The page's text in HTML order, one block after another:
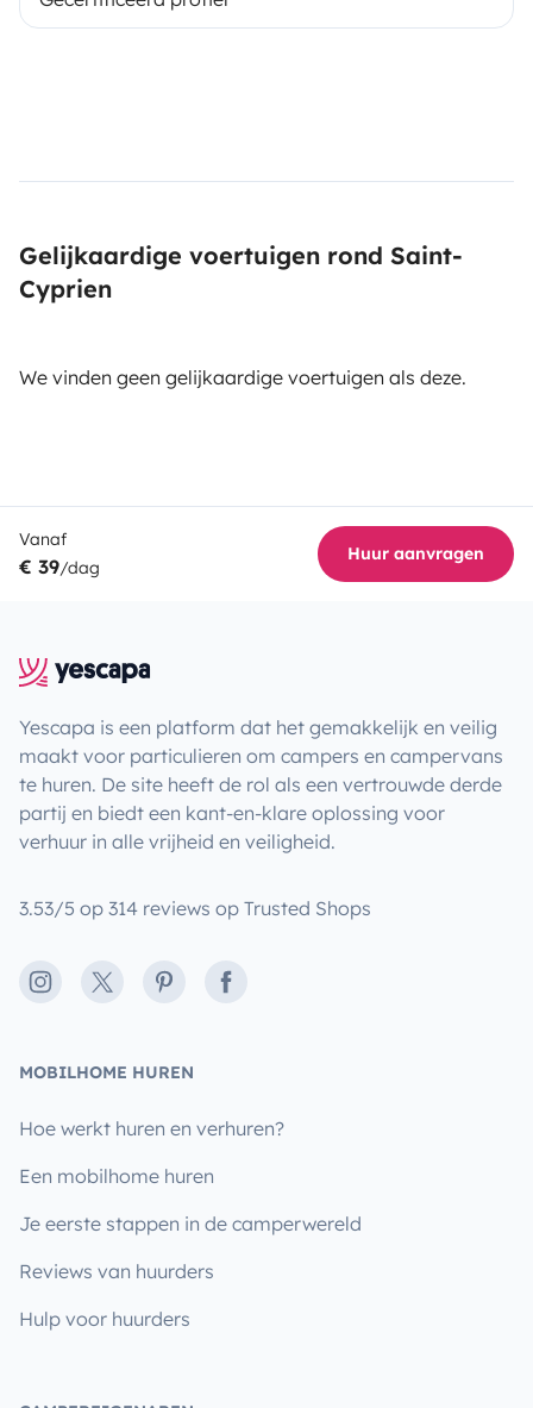
Gelijkaardige voertuigen rond Saint-
Cyprien
We vinden geen gelijkaardige voertuigen als deze.
Vanaf
€ 39/dag
Huur aanvragen
Yescapa is een platform dat het gemakkelijk en veilig
maakt voor particulieren om campers en campervans
te huren. De site heeft de rol als een vertrouwde derde
partij en biedt een kant-en-klare oplossing voor
verhuur in alle vrijheid en veiligheid.
3.53/5 op 314 reviews op Trusted Shops
Instagram
X PinterestFacebook
MOBILHOME HUREN
Hoe werkt huren en verhuren?
Een mobilhome huren
Je eerste stappen in de camperwereld
Reviews van huurders
Hulp voor huurders